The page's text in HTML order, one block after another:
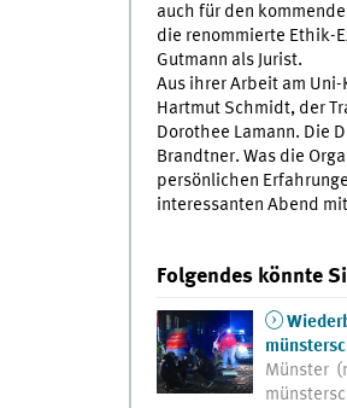
auch für den
die renommierte Ethik-
Gutmann als Jurist.
Aus ihrer Arbeit am
Hartmut Schmidt, der
Dorothee Lamann. Die
Brandtner. Was die
persönlichen
interessanten Abend
Folgendes könnte
Münster